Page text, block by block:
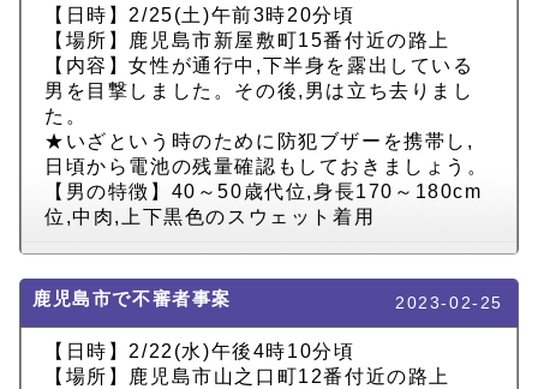
【日時】2/25(土)午前3時20分頃
【場所】鹿児島市新屋敷町15番付近の路上
【内容】女性が通行中,下半身を露出している
男を目撃しました。その後,男は立ち去りまし
た。
★いざという時のために防犯ブザーを携帯し,
日頃から電池の残量確認もしておきましょう。
【男の特徴】40～50歳代位,身長170～180cm
位,中肉,上下黒色のスウェット着用
鹿児島市で不審者事案 2023-02-25
【日時】2/22(水)午後4時10分頃
【場所】鹿児島市山之口町12番付近の路上